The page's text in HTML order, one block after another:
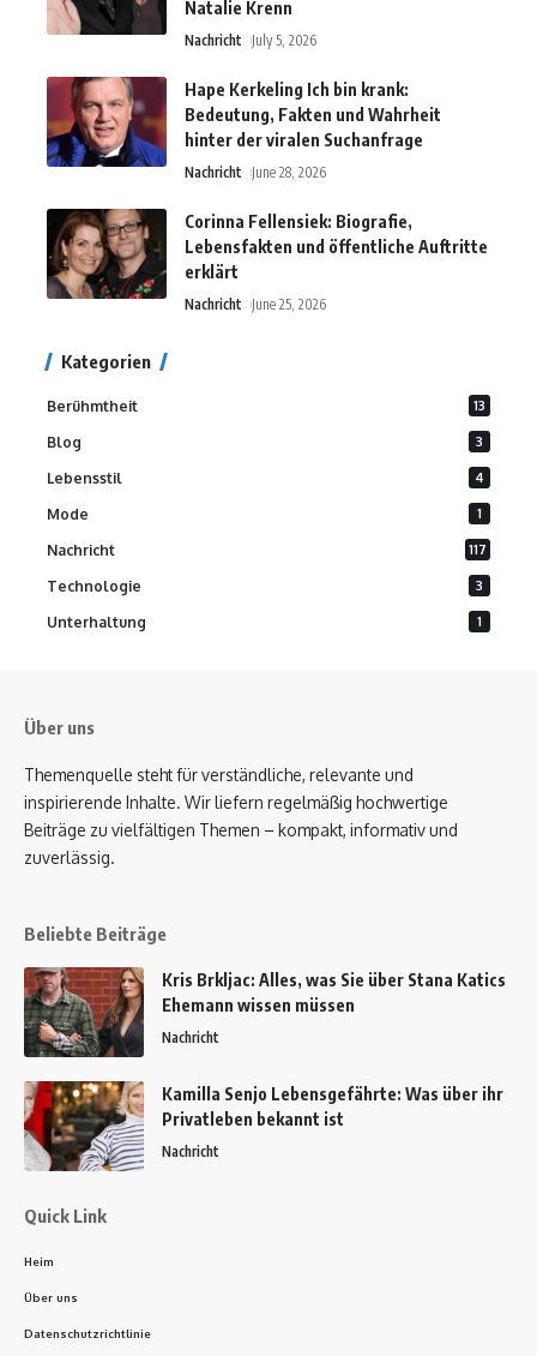
Natalie Krenn
Nachricht July 5, 2026
Hape Kerkeling Ich bin krank:
Bedeutung, Fakten und Wahrheit
hinter der viralen Suchanfrage
Nachricht June 28, 2026
Corinna Fellensiek: Biografie,
Lebensfakten und öffentliche Auftritte
erklärt
Nachricht June 25, 2026
Kategorien
Berühmtheit 13
Blog 3
Lebensstil 4
Mode 1
Nachricht 117
Technologie 3
Unterhaltung 1
Über uns
Themenquelle steht für verständliche, relevante und
inspirierende Inhalte. Wir liefern regelmäßig hochwertige
Beiträge zu vielfältigen Themen – kompakt, informativ und
zuverlässig.
Beliebte Beiträge
Kris Brkljac: Alles, was Sie über Stana Katics
Ehemann wissen müssen
Nachricht
Kamilla Senjo Lebensgefährte: Was über ihr
Privatleben bekannt ist
Nachricht
Quick Link
Heim
Über uns
Datenschutzrichtlinie